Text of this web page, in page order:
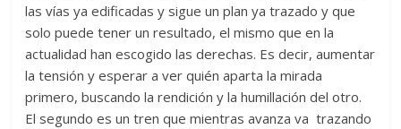
las vías ya edificadas y sigue un plan ya trazado y que
solo puede tener un resultado, el mismo que en la
actualidad han escogido las derechas. Es decir, aumentar
la tensión y esperar a ver quién aparta la mirada
primero, buscando la rendición y la humillación del otro.
El segundo es un tren que mientras avanza va trazando